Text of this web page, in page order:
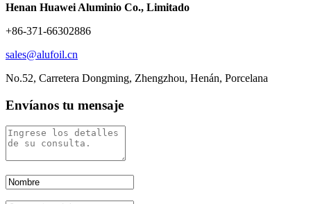
Henan Huawei Aluminio Co., Limitado
+86-371-66302886
sales@alufoil.cn
No.52, Carretera Dongming, Zhengzhou, Henán, Porcelana
Envíanos tu mensaje